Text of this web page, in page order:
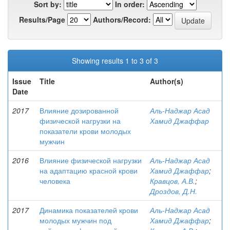
Sort by:
In order:
Results/Page
Authors/Record:
Showing results 1 to 3 of 3
Issue
Date
Title Author(s)
2017
Влияние дозированной
физической нагрузки на
показатели крови молодых
мужчин
Аль-Наджар Асад
Хамид Джаффар
2016
Влияние физической нагрузки
на адаптацию красной крови
человека
Аль-Наджар Асад
Хамид Джаффар;
Кравцов, А.В.;
Дроздов, Д.Н.
2017
Динамика показателей крови
молодых мужчин под
Аль-Наджар Асад
Хамид Джаффар;